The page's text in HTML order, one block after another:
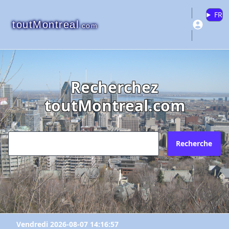
toutMontreal.com
FR
Recherchez
toutMontreal.com
Recherche
Vendredi 2026-08-07 14:16:57